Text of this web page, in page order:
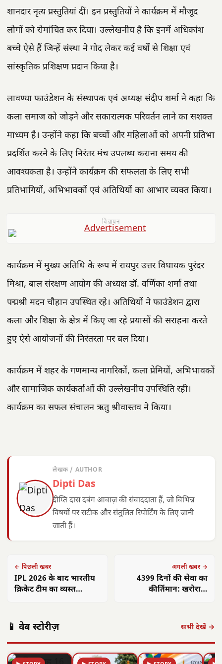
शानदार नृत्य प्रस्तुतियां दीं। इन प्रस्तुतियों ने कार्यक्रम में मौजूद
लोगों को रोमांचित कर दिया। उल्लेखनीय है कि इनमें अधिकांश
बच्चे ऐसे हैं जिन्हें संस्था ने गोद लेकर कई वर्षों से शिक्षा एवं
सांस्कृतिक प्रशिक्षण प्रदान किया है।
लावण्या फाउंडेशन के संस्थापक एवं अध्यक्ष संदीप शर्मा ने कहा कि
कला समाज को जोड़ने और सकारात्मक परिवर्तन लाने का सशक्त
माध्यम है। उन्होंने कहा कि बच्चों और महिलाओं को अपनी प्रतिभा
प्रदर्शित करने के लिए निरंतर मंच उपलब्ध कराना समय की
आवश्यकता है। उन्होंने कार्यक्रम की सफलता के लिए सभी
प्रतिभागियों, अभिभावकों एवं अतिथियों का आभार व्यक्त किया।
विज्ञापन
कार्यक्रम में मुख्य अतिथि के रूप में रायपुर उत्तर विधायक पुरंदर
मिश्रा, बाल संरक्षण आयोग की अध्यक्ष डॉ. वर्णिका शर्मा तथा
पद्मश्री मदन चौहान उपस्थित रहे। अतिथियों ने फाउंडेशन द्वारा
कला और शिक्षा के क्षेत्र में किए जा रहे प्रयासों की सराहना करते
हुए ऐसे आयोजनों की निरंतरता पर बल दिया।
कार्यक्रम में शहर के गणमान्य नागरिकों, कला प्रेमियों, अभिभावकों
और सामाजिक कार्यकर्ताओं की उल्लेखनीय उपस्थिति रही।
कार्यक्रम का सफल संचालन ऋतु श्रीवास्तव ने किया।
लेखक / AUTHOR
Dipti Das
दीप्ति दास दबंग आवाज़ की संवाददाता हैं, जो विभिन्न
विषयों पर सटीक और संतुलित रिपोर्टिंग के लिए जानी
जाती हैं।
← पिछली खबर
IPL 2026 के बाद भारतीय
क्रिकेट टीम का व्यस्त
अगली खबर →
4399 दिनों की सेवा का
कीर्तिमान: खरोरा में
📱 वेब स्टोरीज़ सभी देखें →